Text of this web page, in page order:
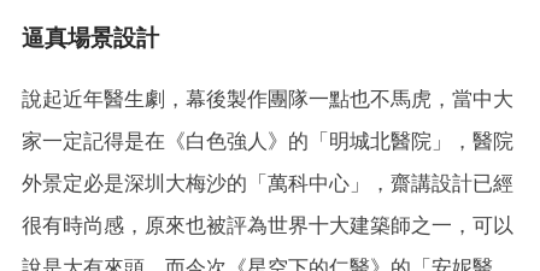
逼真場景設計
說起近年醫生劇，幕後製作團隊一點也不馬虎，當中大
家一定記得是在《白色強人》的「明城北醫院」，醫院
外景定必是深圳大梅沙的「萬科中心」，齋講設計已經
很有時尚感，原來也被評為世界十大建築師之一，可以